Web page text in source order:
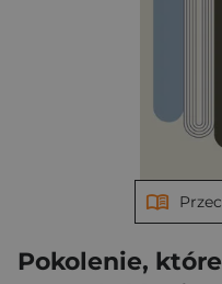
Pokolenie,